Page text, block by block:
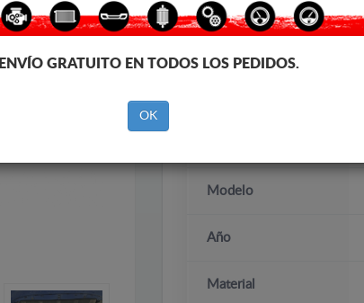
IVA incl.
Modelo
Año
Material
ENVÍO GRATUITO EN TODOS LOS PEDIDOS.
OK